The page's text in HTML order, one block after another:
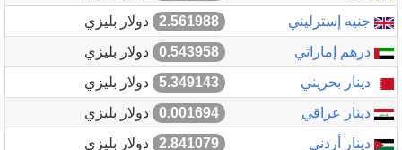
جنيه إسترليني
2.561988
دولار بليزي
درهم إماراتي
0.543958
دولار بليزي
دينار بحريني
5.349143
دولار بليزي
دينار عراقي
0.001694
دولار بليزي
دينار أردني
2.841079
دولار بليزي